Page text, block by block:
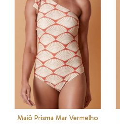
Maiô Prisma Mar Vermelho